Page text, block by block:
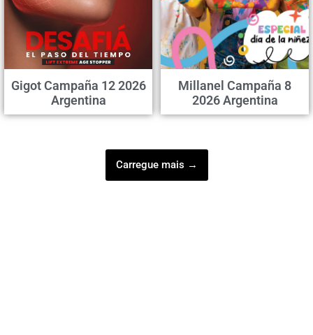
Gigot Campaña 12 2026
Argentina
Millanel Campaña 8
2026 Argentina
Carregue mais →